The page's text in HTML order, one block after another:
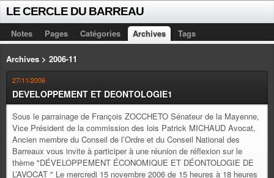
LE CERCLE DU BARREAU
Notes Pages Catégories Archives Tags
Archives > 2006-11
27/11/2006
DEVELOPPEMENT ET DEONTOLOGIE1
Sous le parrainage de François ZOCCHETO Sénateur de la Mayenne,
Vice Président de la commission des lois Patrick MICHAUD Avocat,
Ancien membre du Conseil de l’Ordre et du Conseil National des
Barreaux vous invite à participer à une réunion de réflexion sur le
thème "DÉVELOPPEMENT ÉCONOMIQUE ET DÉONTOLOGIE DE
L’AVOCAT " Le mercredi 15 novembre 2006 de 15 heures à 18 heures